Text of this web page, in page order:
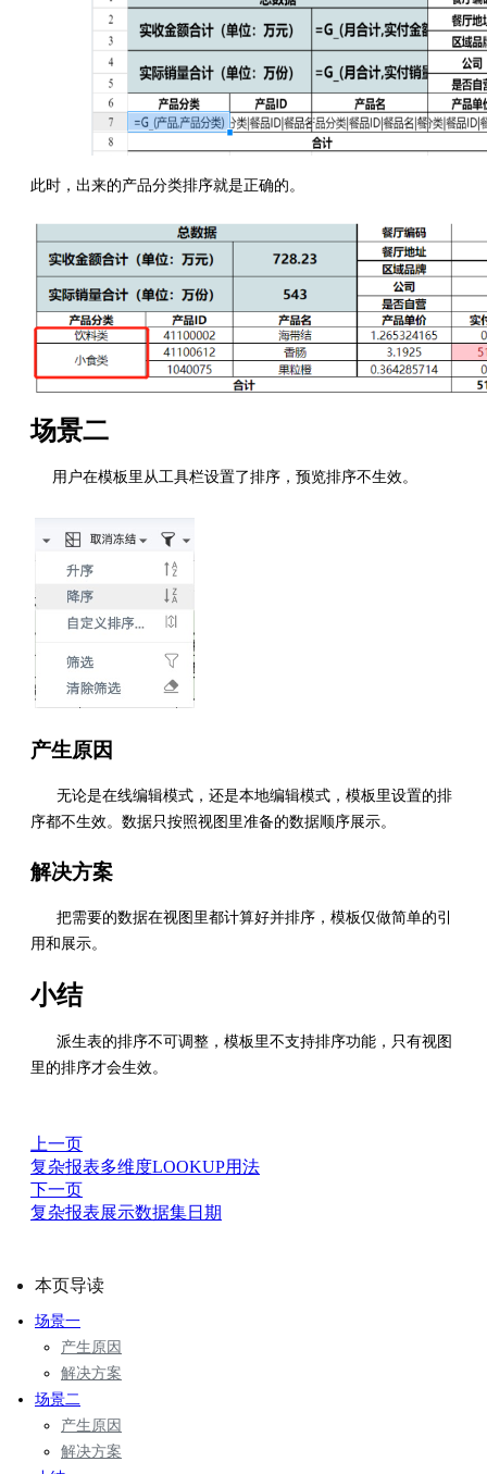
此时，出来的产品分类排序就是正确的。
场景二
用户在模板里从工具栏设置了排序，预览排序不生效。
产生原因
无论是在线编辑模式，还是本地编辑模式，模板里设置的排
序都不生效。数据只按照视图里准备的数据顺序展示。
解决方案
把需要的数据在视图里都计算好并排序，模板仅做简单的引
用和展示。
小结
派生表的排序不可调整，模板里不支持排序功能，只有视图
里的排序才会生效。
上一页
复杂报表多维度LOOKUP用法
下一页
复杂报表展示数据集日期
本页导读
场景一
产生原因
解决方案
场景二
产生原因
解决方案